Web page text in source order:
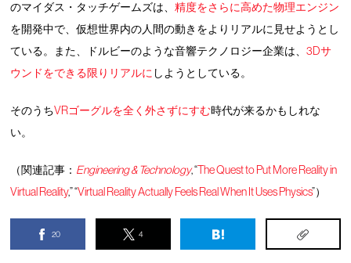
のマイダス・タッチゲームズは、精度をさらに高めた物理エンジン
を開発中で、仮想世界内の人間の動きをよりリアルに見せようとし
ている。また、ドルビーのような音響テクノロジー企業は、3Dサ
ウンドをできる限りリアルに しようとしている。
そのうちVRゴーグルを全く外さずにすむ時代が来るかもしれな
い。
（関連記事： Engineering & Technology, “The Quest to Put More Reality in
Virtual Reality,” “Virtual Reality Actually Feels Real When It Uses Physics”）
20 4